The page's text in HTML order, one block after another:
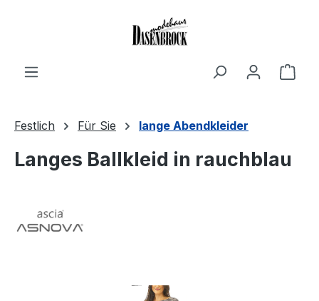
Festlich Für Sie lange Abendkleider
Langes Ballkleid in rauchblau
Bildergalerie überspringen